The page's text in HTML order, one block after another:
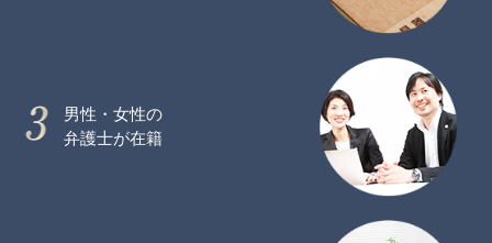
男性・女性の
弁護士が在籍